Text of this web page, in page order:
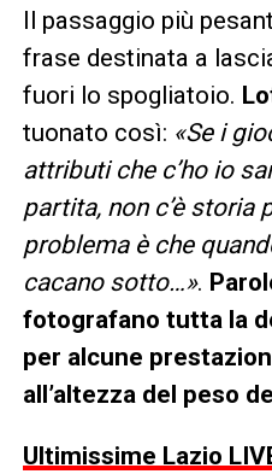
Il passaggio più
frase destinata a
fuori lo spogliatoio.
tuonato così: «Se i
attributi che c’ho io
partita, non c’è storia
problema è che
cacano sotto…».
fotografano tutta la
per alcune
all’altezza del peso
Ultimissime Lazio